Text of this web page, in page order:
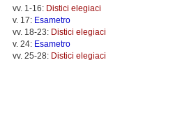
vv. 1-16: Distici elegiaci
v. 17: Esametro
vv. 18-23: Distici elegiaci
v. 24: Esametro
vv. 25-28: Distici elegiaci